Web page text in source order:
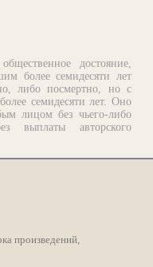
достояние,
более семидесяти лет
либо посмертно, но с
семидесяти лет. Оно
лицом без чьего-либо
выплаты авторского
произведений,